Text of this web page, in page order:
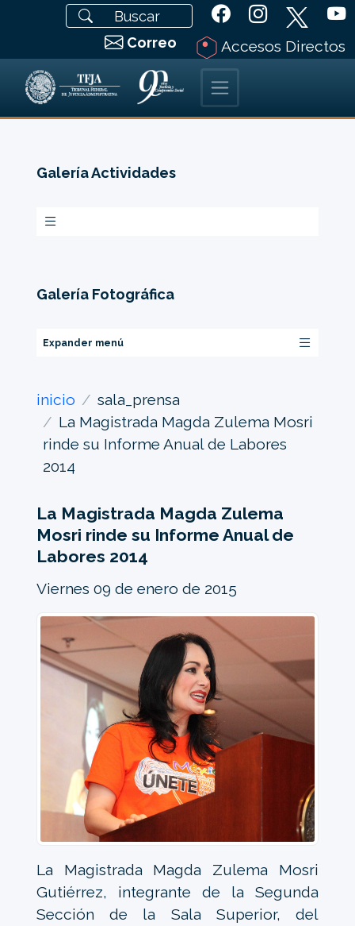
Correo Accesos Directos
Galería Actividades
Galería Fotográfica
Expander menú
inicio
sala_prensa
La Magistrada Magda Zulema Mosri
rinde su Informe Anual de Labores
2014
La Magistrada Magda Zulema
Mosri rinde su Informe Anual de
Labores 2014
Viernes 09 de enero de 2015
La Magistrada Magda Zulema Mosri
Gutiérrez, integrante de la Segunda
Sección de la Sala Superior, del